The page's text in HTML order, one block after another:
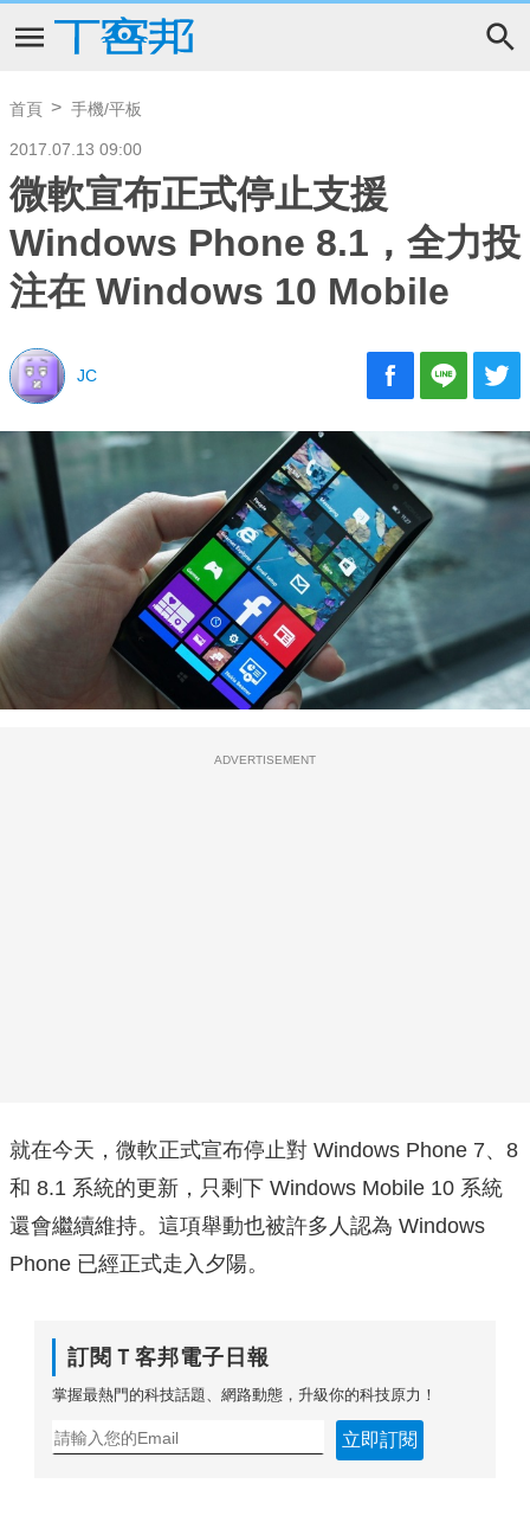
首頁 手機/平板
2017.07.13 09:00
微軟宣布正式停止支援
Windows Phone 8.1，全力投
注在 Windows 10 Mobile
JC
ADVERTISEMENT
就在今天，微軟正式宣布停止對 Windows Phone 7、8
和 8.1 系統的更新，只剩下 Windows Mobile 10 系統
還會繼續維持。這項舉動也被許多人認為 Windows
Phone 已經正式走入夕陽。
訂閱Ｔ客邦電子日報
掌握最熱門的科技話題、網路動態，升級你的科技原力！
立即訂閱